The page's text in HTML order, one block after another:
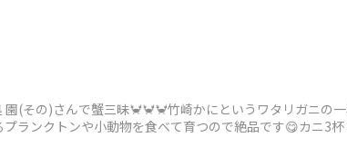
(その)さんで蟹三昧🦀🦀🦀竹崎かにというワタリガニの
ランクトンや小動物を食べて育つので絶品です😋カニ3